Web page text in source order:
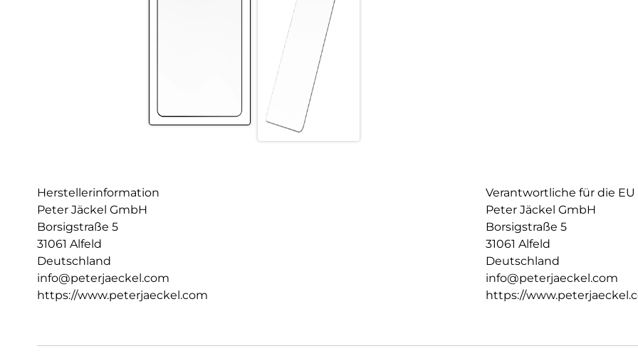
Herstellerinformation
Peter Jäckel GmbH
Borsigstraße 5
31061 Alfeld
Deutschland
info@peterjaeckel.com
https://www.peterjaeckel.com
Verantwortliche für die EU
Peter Jäckel GmbH
Borsigstraße 5
31061 Alfeld
Deutschland
info@peterjaeckel.com
https://